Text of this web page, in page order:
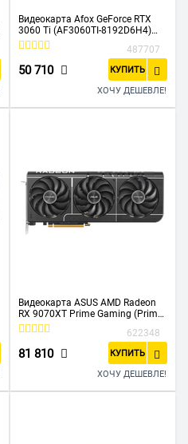
Видеокарта Afox GeForce RTX
3060 Ti (AF3060TI-8192D6H4)
8GB GDDR6 256-bit 8GB GDDR6
487707
50 710 КУПИТЬ
ХОЧУ ДЕШЕВЛЕ!
Видеокарта ASUS AMD Radeon
RX 9070XT Prime Gaming (Prime-
RX9070XT-O16G) 16Gb, GDDR6,
622348
81 810 КУПИТЬ
ХОЧУ ДЕШЕВЛЕ!